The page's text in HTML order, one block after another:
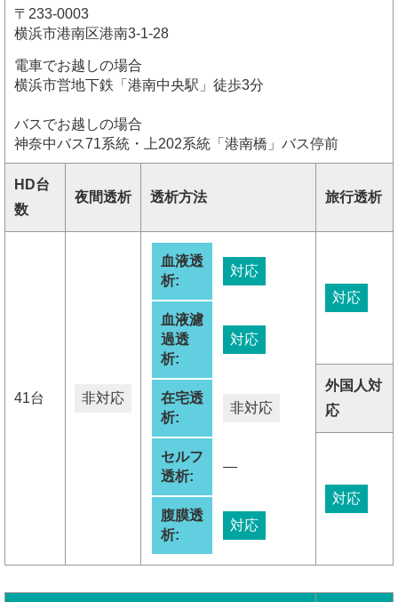
〒233-0003
横浜市港南区港南3-1-28
電車でお越しの場合
横浜市営地下鉄「港南中央駅」徒歩3分
バスでお越しの場合
神奈中バス71系統・上202系統「港南橋」バス停前
HD台
数
夜間透析 透析方法 旅行透析
41台 非対応
血液透
析:
対応
血液濾
過透
析:
対応
在宅透
析:
非対応
セルフ
透析:
―
腹膜透
析:
対応
対応
外国人対
応
対応